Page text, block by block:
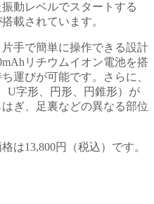
動レベルでスタートする
載されています。
手で簡単に操作できる設計
リチウムイオン電池を搭
運びが可能です。さらに、
U字形、円形、円錐形）が
ぎ、足裏などの異なる部位
は13,800円（税込）です。